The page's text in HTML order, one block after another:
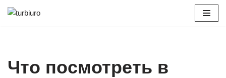
Что посмотреть в